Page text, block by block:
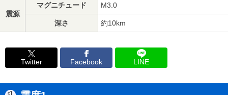
震源
マグニチュード M3.0
深さ 約10km
Twitter Facebook LINE